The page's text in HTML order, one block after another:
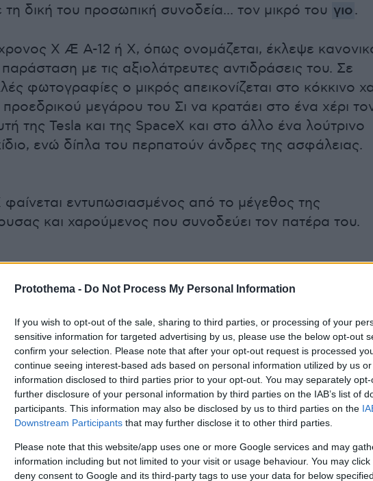
Protothema - Do Not Process My Personal Information
If you wish to opt-out of the sale, sharing to third parties, or processing of your
sensitive information for targeted advertising by us, please use the below opt-out
confirm your selection. Please note that after your opt-out request is processed
continue seeing interest-based ads based on personal information utilized by us
information disclosed to third parties prior to your opt-out. You may separately
further disclosure of your personal information by third parties on the IAB’s list of
participants. This information may also be disclosed by us to third parties on the
Downstream Participants that may further disclose it to other third parties.
Please note that this website/app uses one or more Google services and may
information including but not limited to your visit or usage behaviour. You may
deny consent to Google and its third-party tags to use your data for below
τη δική του προσωπική συνοδεία... τον μικρό του γιο.
X Æ A-12 ή Χ, όπως ονομάζεται, έκλεψε
με τις αξιολάτρευτες αντιδράσεις του. Σε
φωτογραφίες ο μικρός απεικονίζεται στο κόκκινο
μεγάρου του Σι να κρατάει στο ένα χέρι
της Tesla και της SpaceX και στο άλλο ένα λούτρινο
ενώ δίπλα του περπατούν άνδρες της ασφάλειας.
εντυπωσιασμένος από το μέγεθος της
και χαρούμενος που συνοδεύει τον πατέρα του.